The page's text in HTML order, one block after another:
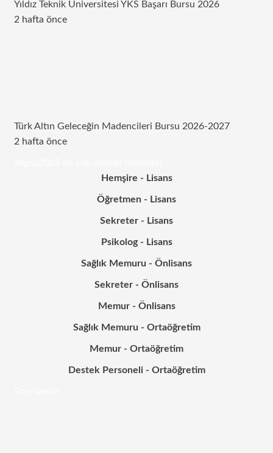
Yıldız Teknik Üniversitesi YKS Başarı Bursu 2026
2 hafta önce
Türk Altın Geleceğin Madencileri Bursu 2026-2027
2 hafta önce
Hemşire - Lisans
Öğretmen - Lisans
Sekreter - Lisans
Psikolog - Lisans
Sağlık Memuru - Önlisans
Sekreter - Önlisans
Memur - Önlisans
Sağlık Memuru - Ortaöğretim
Memur - Ortaöğretim
Destek Personeli - Ortaöğretim